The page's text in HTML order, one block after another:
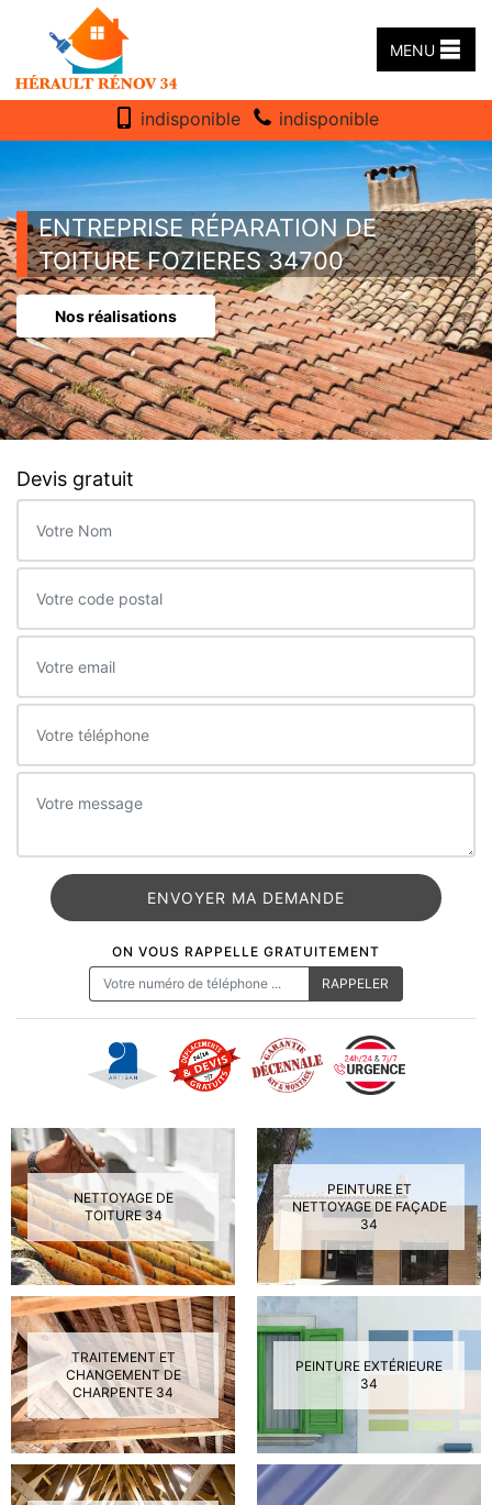
MENU
indisponible indisponible
ENTREPRISE RÉPARATION DE
TOITURE FOZIERES 34700
Nos réalisations
Devis gratuit
ON VOUS RAPPELLE GRATUITEMENT
NETTOYAGE DE
TOITURE 34
PEINTURE ET
NETTOYAGE DE FAÇADE
34
TRAITEMENT ET
CHANGEMENT DE
CHARPENTE 34
PEINTURE EXTÉRIEURE
34